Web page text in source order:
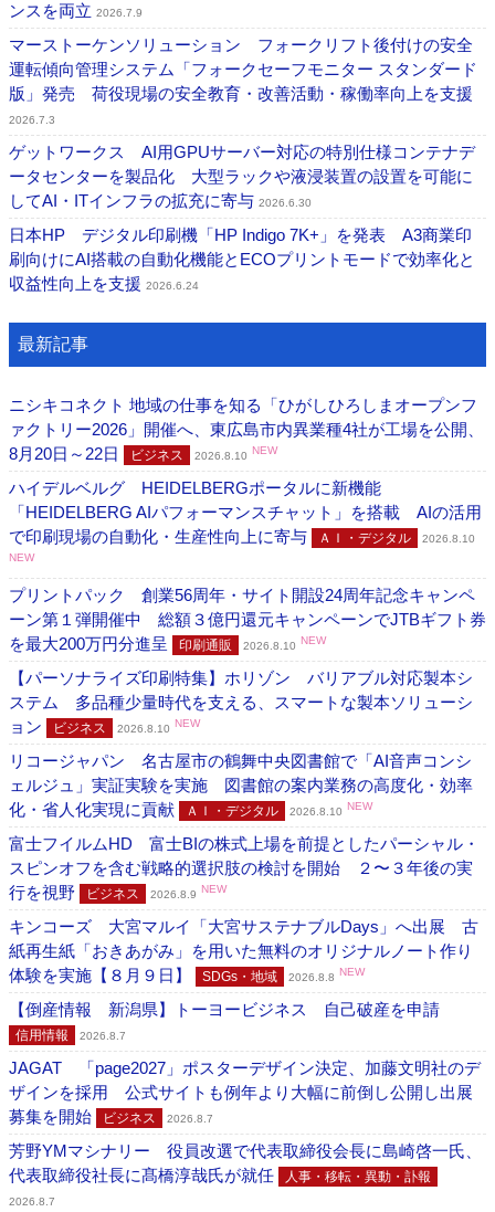
ンスを両立 2026.7.9
マーストーケンソリューション フォークリフト後付けの安全
運転傾向管理システム「フォークセーフモニター スタンダード
版」発売 荷役現場の安全教育・改善活動・稼働率向上を支援
2026.7.3
ゲットワークス AI用GPUサーバー対応の特別仕様コンテナデ
ータセンターを製品化 大型ラックや液浸装置の設置を可能に
してAI・ITインフラの拡充に寄与 2026.6.30
日本HP デジタル印刷機「HP Indigo 7K+」を発表 A3商業印
刷向けにAI搭載の自動化機能とECOプリントモードで効率化と
収益性向上を支援 2026.6.24
最新記事
ニシキコネクト 地域の仕事を知る「ひがしひろしまオープンフ
ァクトリー2026」開催へ、東広島市内異業種4社が工場を公開、
8月20日～22日
ビジネス 2026.8.10 NEW
ハイデルベルグ HEIDELBERGポータルに新機能
「HEIDELBERG AIパフォーマンスチャット」を搭載 AIの活用
で印刷現場の自動化・生産性向上に寄与
ＡＩ・デジタル
2026.8.10
NEW
プリントパック 創業56周年・サイト開設24周年記念キャンペ
ーン第１弾開催中 総額３億円還元キャンペーンでJTBギフト券
を最大200万円分進呈
印刷通販 2026.8.10 NEW
【パーソナライズ印刷特集】ホリゾン バリアブル対応製本シ
ステム 多品種少量時代を支える、スマートな製本ソリューシ
ョン
ビジネス 2026.8.10 NEW
リコージャパン 名古屋市の鶴舞中央図書館で「AI音声コンシ
ェルジュ」実証実験を実施 図書館の案内業務の高度化・効率
化・省人化実現に貢献
ＡＩ・デジタル 2026.8.10 NEW
富士フイルムHD 富士BIの株式上場を前提としたパーシャル・
スピンオフを含む戦略的選択肢の検討を開始 ２〜３年後の実
行を視野
ビジネス 2026.8.9 NEW
キンコーズ 大宮マルイ「大宮サステナブルDays」へ出展 古
紙再生紙「おきあがみ」を用いた無料のオリジナルノート作り
体験を実施【８月９日】
SDGs・地域 2026.8.8 NEW
【倒産情報 新潟県】トーヨービジネス 自己破産を申請
信用情報 2026.8.7
JAGAT 「page2027」ポスターデザイン決定、加藤文明社のデ
ザインを採用 公式サイトも例年より大幅に前倒し公開し出展
募集を開始
ビジネス 2026.8.7
芳野YMマシナリー 役員改選で代表取締役会長に島崎啓一氏、
代表取締役社長に髙橋淳哉氏が就任
人事・移転・異動・訃報
2026.8.7